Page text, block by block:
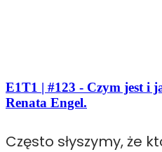
E1T1 | #123 - Czym jest i
Renata Engel.
Często słyszymy, że